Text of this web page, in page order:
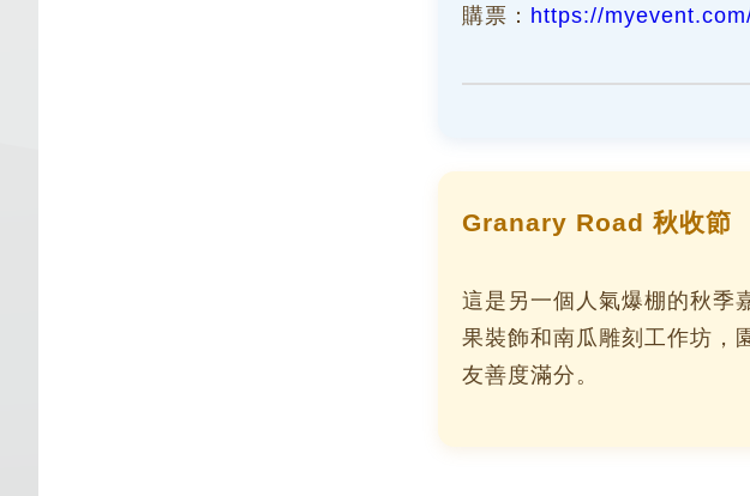
購票： https://
Granary Road 秋收節
這是另一個人氣爆棚的秋季
果裝飾和南瓜雕刻工作坊，
友善度滿分。